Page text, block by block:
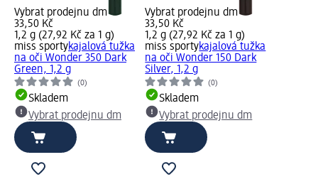
Vybrat prodejnu dm
33,50 Kč
1,2 g (27,92 Kč za 1 g)
miss sportykajalová tužka
na oči Wonder 350 Dark
Green, 1,2 g
(0)
Skladem
Vybrat prodejnu dm
Vybrat prodejnu dm
33,50 Kč
1,2 g (27,92 Kč za 1 g)
miss sportykajalová tužka
na oči Wonder 150 Dark
Silver, 1,2 g
(0)
Skladem
Vybrat prodejnu dm